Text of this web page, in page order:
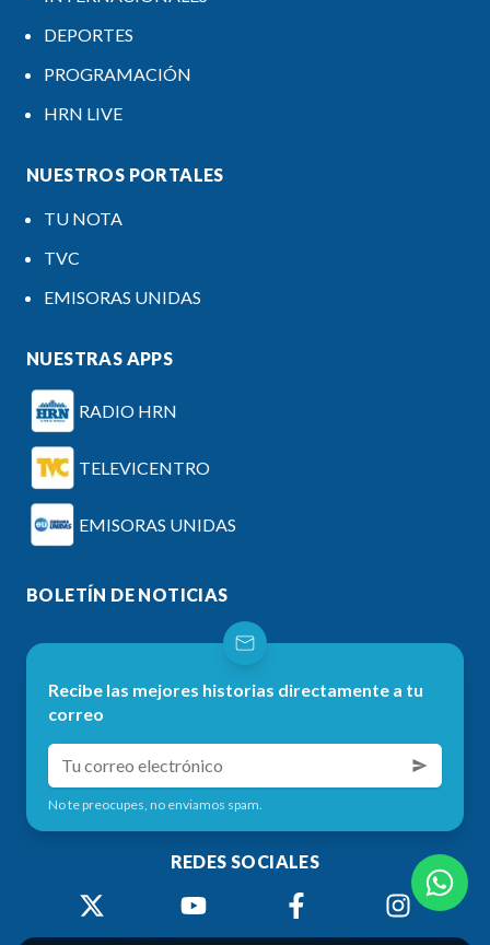
DEPORTES
PROGRAMACIÓN
HRN LIVE
NUESTROS PORTALES
TU NOTA
TVC
EMISORAS UNIDAS
NUESTRAS APPS
RADIO HRN
TELEVICENTRO
EMISORAS UNIDAS
BOLETÍN DE NOTICIAS
Recibe las mejores historias directamente a tu
correo
No te preocupes, no enviamos spam.
REDES SOCIALES